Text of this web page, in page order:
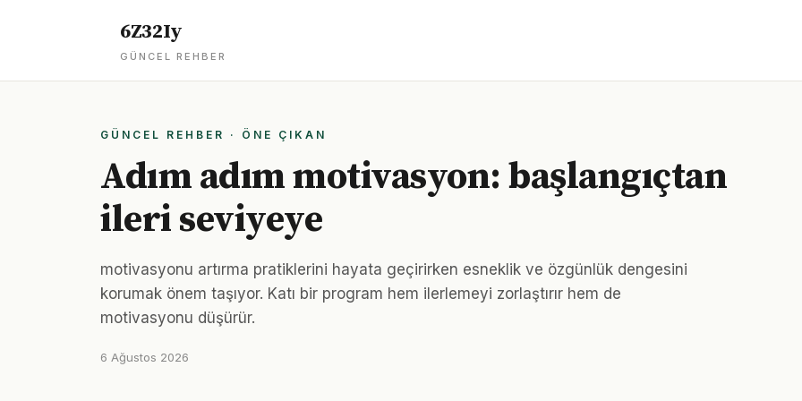
6Z32Iy
GÜNCEL REHBER
GÜNCEL REHBER · ÖNE ÇIKAN
Adım adım motivasyon: başlangıçtan
ileri seviyeye
motivasyonu artırma pratiklerini hayata geçirirken esneklik ve özgünlük dengesini
korumak önem taşıyor. Katı bir program hem ilerlemeyi zorlaştırır hem de
motivasyonu düşürür.
6 Ağustos 2026